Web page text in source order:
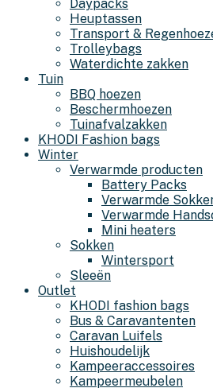
Daypacks
Heuptassen
Transport &
Trolleybags
Waterdichte zakken
Tuin
BBQ hoezen
Beschermhoezen
Tuinafvalzakken
KHODI Fashion bags
Winter
Verwarmde producten
Battery Packs
Verwarmde
Verwarmde
Mini heaters
Sokken
Wintersport
Sleeën
Outlet
KHODI fashion bags
Bus & Caravantenten
Caravan Luifels
Huishoudelijk
Kampeeraccessoires
Kampeermeubelen